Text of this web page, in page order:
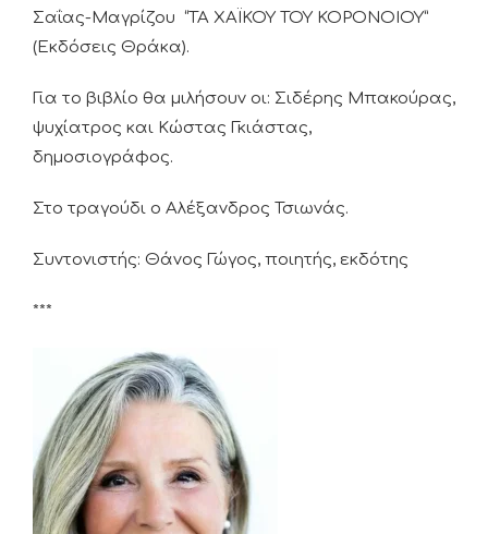
Σαΐας-Μαγρίζου “ΤΑ ΧΑΪΚΟΥ ΤΟΥ ΚΟΡΟΝΟΙΟΥ”
(Εκδόσεις Θράκα).
Για το βιβλίο θα μιλήσουν οι: Σιδέρης Μπακούρας,
ψυχίατρος και Κώστας Γκιάστας,
δημοσιογράφος.
Στο τραγούδι ο Αλέξανδρος Τσιωνάς.
Συντονιστής: Θάνος Γώγος, ποιητής, εκδότης
***